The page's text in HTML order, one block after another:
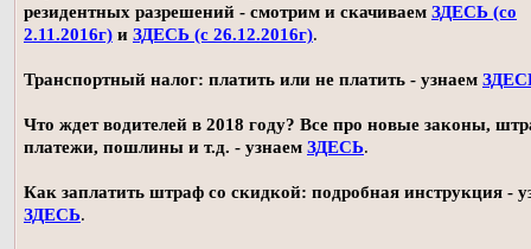
резидентных разрешений - смотрим и скачиваем ЗДЕСЬ (со
2.11.2016г) и ЗДЕСЬ (с 26.12.2016г).
Транспортный налог: платить или не платить - узнаем
Что ждет водителей в 2018 году? Все про новые законы,
платежи, пошлины и т.д. - узнаем ЗДЕСЬ.
Как заплатить штраф со скидкой: подробная инструкция -
ЗДЕСЬ.